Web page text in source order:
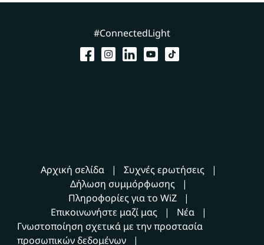
#ConnectedLight
Αρχική σελίδα
Συχνές ερωτήσεις
Δήλωση συμμόρφωσης
Πληροφορίες για το WiZ
Επικοινωνήστε μαζί μας
Νέα
Γνωστοποίηση σχετικά με την προστασία
προσωπικών δεδομένων